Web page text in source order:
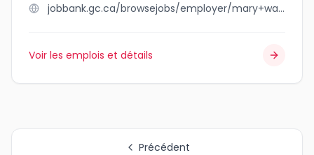
jobbank.gc.ca/browsejobs/employer/mary+waye/ca
Voir les emplois et détails
Précédent